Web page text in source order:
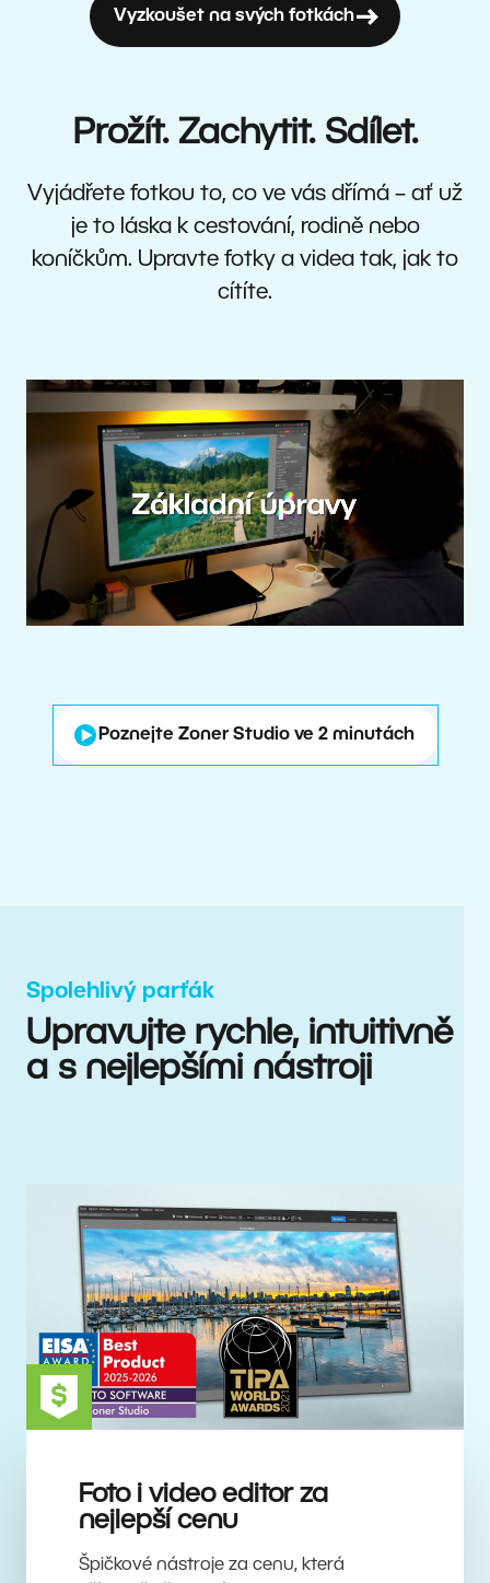
Vyzkoušet na svých fotkách
Prožít. Zachytit. Sdílet.
Vyjádřete fotkou to, co ve vás dřímá – ať už
je to láska k cestování, rodině nebo
koníčkům. Upravte fotky a videa tak, jak to
cítíte.
Poznejte Zoner Studio ve 2 minutách
Spolehlivý parťák
Upravujte rychle, intuitivně
a s nejlepšími nástroji
Foto i video editor za
nejlepší cenu
Špičkové nástroje za cenu, která